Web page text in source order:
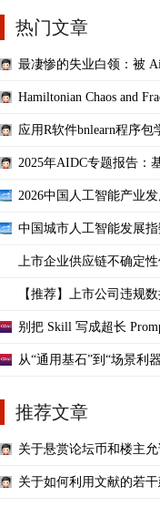
热门文章
最凄惨的失业白领：被
Hamiltonian Chaos and
应用R软件bnlearn程序
2025年AIDC专题报告：
2026中国人工智能产业
中国城市人工智能发展指
上市企业供应链不确定
【推荐】上市公司违规
别把 Skill 写成超长
从“通用基石”到“场景利
推荐文章
关于悬赏论坛币和楼主
关于如何利用文献的若干